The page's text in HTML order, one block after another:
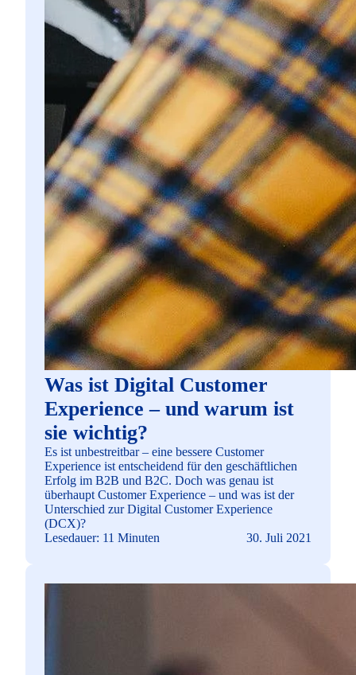
Was ist Digital Customer
Experience – und warum ist
sie wichtig?
Es ist unbestreitbar – eine bessere Customer
Experience ist entscheidend für den geschäftlichen
Erfolg im B2B und B2C. Doch was genau ist
überhaupt Customer Experience – und was ist der
Unterschied zur Digital Customer Experience
(DCX)?
Lesedauer: 11 Minuten
30. Juli 2021